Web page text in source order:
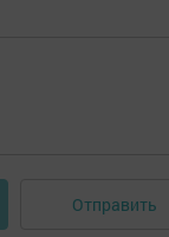
Отправить